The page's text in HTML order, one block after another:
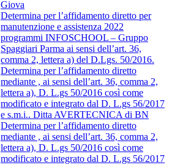
Giova
Determina per l’affidamento diretto per
manutenzione e assistenza 2022
programmi INFOSCHOOL – Gruppo
Spaggiari Parma ai sensi dell’art. 36,
comma 2, lettera a) del D.Lgs. 50/2016.
Determina per l’affidamento diretto
mediante , ai sensi dell’art. 36, comma 2,
lettera a), D. L.gs 50/2016 così come
modificato e integrato dal D. L.gs 56/2017
e s.m.i.. Ditta AVERTECNICA di BN
Determina per l’affidamento diretto
mediante , ai sensi dell’art. 36, comma 2,
lettera a), D. L.gs 50/2016 così come
modificato e integrato dal D. L.gs 56/2017